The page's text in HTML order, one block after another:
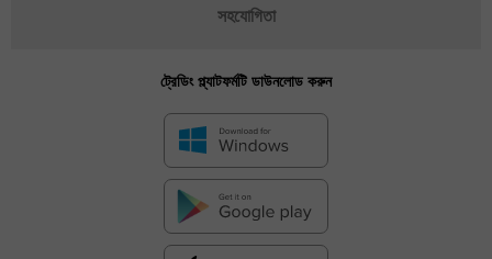
সহযোগিতা
ট্রেডিং প্ল্যাটফর্মটি ডাউনলোড করুন